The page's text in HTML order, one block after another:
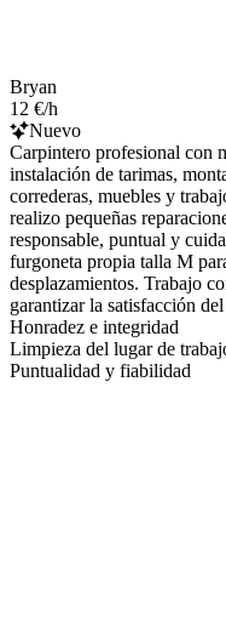
Bryan
12 €/h
Nuevo
Carpintero profesional con
instalación de tarimas,
correderas, muebles y
realizo pequeñas
responsable, puntual y
furgoneta propia talla M
desplazamientos. Trabajo
garantizar la satisfacción
Honradez e integridad
Limpieza del lugar de
Puntualidad y fiabilidad